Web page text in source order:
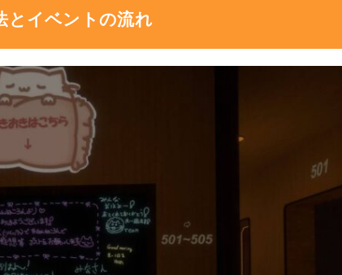
とイベントの流れ